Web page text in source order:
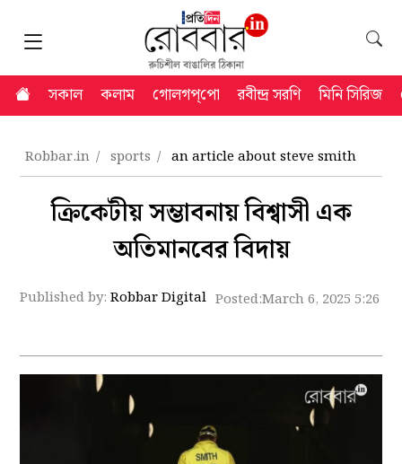
সকাল কলাম গোলগপ্‌পো রবীন্দ্র সরণি মিনি সিরিজ
Robbar.in sports an article about steve smith
ক্রিকেটীয় সম্ভাবনায় বিশ্বাসী এক
অতিমানবের বিদায়
Published by:Robbar Digital Posted:March 6, 2025 5:26